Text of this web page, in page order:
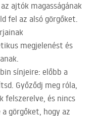
ajtók magasságának
fel az alsó görgőket.
megjelenést és
sínjeire: előbb a
Győződj meg róla,
felszerelve, és nincs
görgőket, hogy az